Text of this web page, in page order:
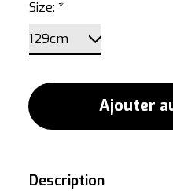
Size: *
Ajouter
Description